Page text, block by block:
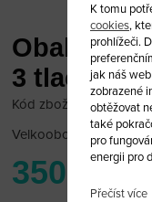
Obal
3 tlačítka
Kód zboží: Audi14/43
Velkoobchodní cena:
350 Kč
K tomu
cookies,
prohlížeči.
jak náš
zobrazené
obtěžovat
také
pro
energii pro
Přečíst více